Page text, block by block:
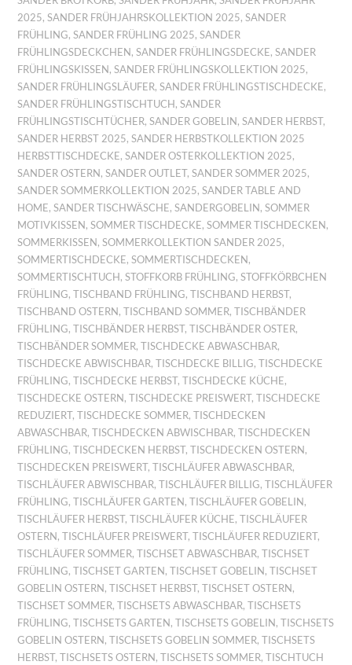
2025,SANDER FRÜHJAHRSKOLLEKTION 2025,SANDER
FRÜHLING,SANDER FRÜHLING 2025,SANDER
FRÜHLINGSDECKCHEN ,SANDER FRÜHLINGSDECKE,SANDER
FRÜHLINGSKISSEN ,SANDER FRÜHLINGSKOLLEKTION 2025,
SANDER FRÜHLINGSLÄUFER,SANDER FRÜHLINGSTISCHDECKE,
SANDER FRÜHLINGSTISCHTUCH ,SANDER
FRÜHLINGSTISCHTÜCHER,SANDER GOBELIN ,SANDER HERBST,
SANDER HERBST 2025,SANDER HERBSTKOLLEKTION 2025
HERBSTTISCHDECKE,SANDER OSTERKOLLEKTION 2025,
SANDER OSTERN ,SANDER OUTLET,SANDER SOMMER 2025,
SANDER SOMMERKOLLEKTION 2025,SANDER TABLE AND
HOME,SANDER TISCHWÄSCHE,SANDERGOBELIN ,SOMMER
MOTIVKISSEN ,SOMMER TISCHDECKE,SOMMER TISCHDECKEN ,
SOMMERKISSEN ,SOMMERKOLLEKTION SANDER 2025,
SOMMERTISCHDECKE,SOMMERTISCHDECKEN ,
SOMMERTISCHTUCH ,STOFFKORB FRÜHLING,STOFFKÖRBCHEN
FRÜHLING,TISCHBAND FRÜHLING,TISCHBAND HERBST,
TISCHBAND OSTERN ,TISCHBAND SOMMER,TISCHBÄNDER
FRÜHLING,TISCHBÄNDER HERBST,TISCHBÄNDER OSTER,
TISCHBÄNDER SOMMER,TISCHDECKE ABWASCHBAR,
TISCHDECKE ABWISCHBAR,TISCHDECKE BILLIG,TISCHDECKE
FRÜHLING,TISCHDECKE HERBST,TISCHDECKE KÜCHE,
TISCHDECKE OSTERN ,TISCHDECKE PREISWERT,TISCHDECKE
REDUZIERT,TISCHDECKE SOMMER,TISCHDECKEN
ABWASCHBAR,TISCHDECKEN ABWISCHBAR,TISCHDECKEN
FRÜHLING,TISCHDECKEN HERBST,TISCHDECKEN OSTERN ,
TISCHDECKEN PREISWERT,TISCHLÄUFER ABWASCHBAR,
TISCHLÄUFER ABWISCHBAR,TISCHLÄUFER BILLIG,TISCHLÄUFER
FRÜHLING,TISCHLÄUFER GARTEN ,TISCHLÄUFER GOBELIN ,
TISCHLÄUFER HERBST,TISCHLÄUFER KÜCHE,TISCHLÄUFER
OSTERN ,TISCHLÄUFER PREISWERT,TISCHLÄUFER REDUZIERT,
TISCHLÄUFER SOMMER,TISCHSET ABWASCHBAR,TISCHSET
FRÜHLING,TISCHSET GARTEN ,TISCHSET GOBELIN ,TISCHSET
GOBELIN OSTERN ,TISCHSET HERBST,TISCHSET OSTERN ,
TISCHSET SOMMER,TISCHSETS ABWASCHBAR,TISCHSETS
FRÜHLING,TISCHSETS GARTEN ,TISCHSETS GOBELIN ,TISCHSETS
GOBELIN OSTERN ,TISCHSETS GOBELIN SOMMER,TISCHSETS
HERBST,TISCHSETS OSTERN ,TISCHSETS SOMMER,TISCHTUCH